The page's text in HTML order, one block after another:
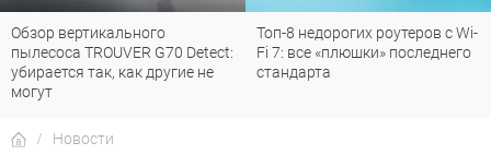
Обзор вертикального
пылесоса TROUVER G70 Detect:
убирается так, как другие не
могут
Топ-8 недорогих роутеров с Wi-
Fi 7: все «плюшки» последнего
стандарта
Новости